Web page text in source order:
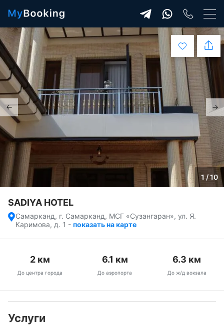
1 / 10
SADIYA HOTEL
Самарканд, г. Самарканд, МСГ «Сузангаран», ул. Я.
Каримова, д. 1 - показать на карте
2 км
До центра города
6.1 км
До аэропорта
6.3 км
До ж/д вокзала
Услуги